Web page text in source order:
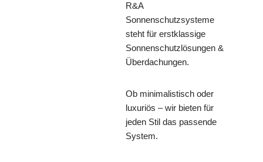
R&A
Sonnenschutzsysteme
steht für erstklassige
Sonnenschutzlösungen &
Überdachungen.
Ob minimalistisch oder
luxuriös – wir bieten für
jeden Stil das passende
System.